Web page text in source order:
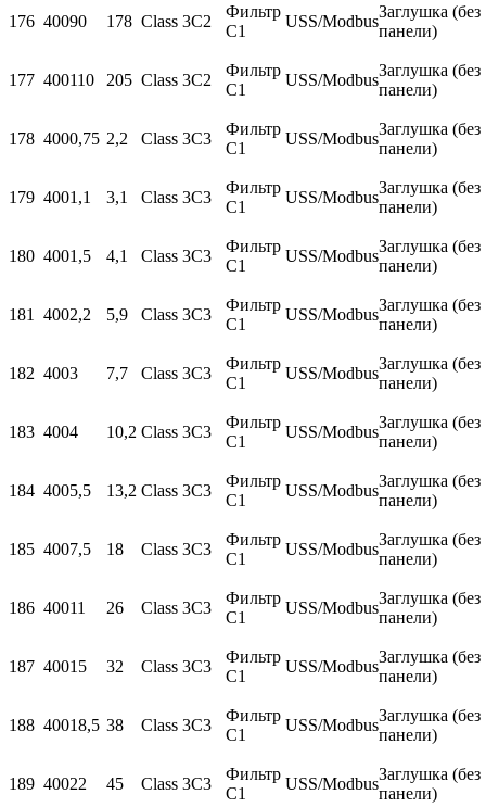
176 40090 178 Class 3C2
Фильтр
С1
USS/Modbus
Заглушка (без
панели)
177 400110 205 Class 3C2
Фильтр
С1
USS/Modbus
Заглушка (без
панели)
178 4000,75 2,2 Class 3C3
Фильтр
С1
USS/Modbus
Заглушка (без
панели)
179 4001,1 3,1 Class 3C3
Фильтр
С1
USS/Modbus
Заглушка (без
панели)
180 4001,5 4,1 Class 3C3
Фильтр
С1
USS/Modbus
Заглушка (без
панели)
181 4002,2 5,9 Class 3C3
Фильтр
С1
USS/Modbus
Заглушка (без
панели)
182 4003 7,7 Class 3C3
Фильтр
С1
USS/Modbus
Заглушка (без
панели)
183 4004 10,2 Class 3C3
Фильтр
С1
USS/Modbus
Заглушка (без
панели)
184 4005,5 13,2 Class 3C3
Фильтр
С1
USS/Modbus
Заглушка (без
панели)
185 4007,5 18 Class 3C3
Фильтр
С1
USS/Modbus
Заглушка (без
панели)
186 40011 26 Class 3C3
Фильтр
С1
USS/Modbus
Заглушка (без
панели)
187 40015 32 Class 3C3
Фильтр
С1
USS/Modbus
Заглушка (без
панели)
188 40018,5 38 Class 3C3
Фильтр
С1
USS/Modbus
Заглушка (без
панели)
189 40022 45 Class 3C3
Фильтр
С1
USS/Modbus
Заглушка (без
панели)